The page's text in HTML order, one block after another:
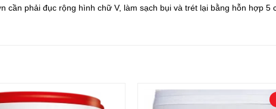
cần phải đục rộng hình chữ V, làm sạch bụi và trét lại bằng hỗn hợp